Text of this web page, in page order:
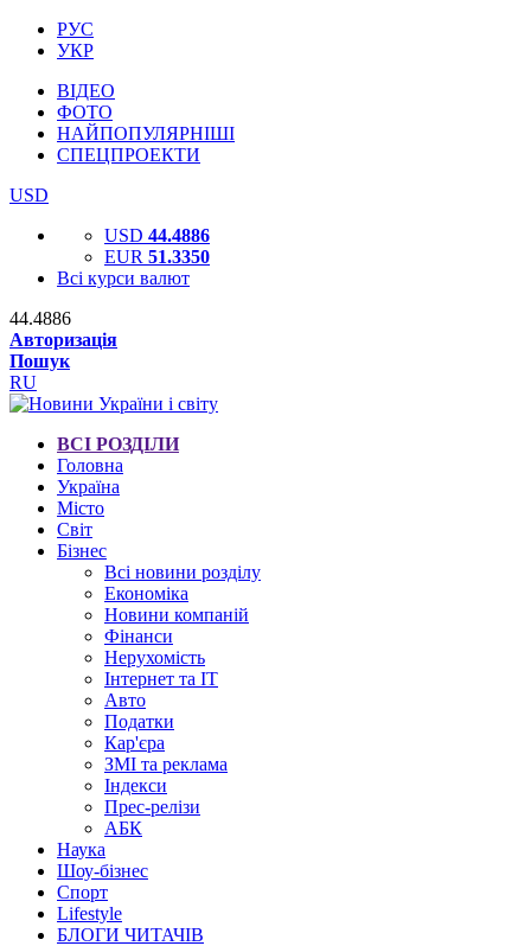
РУС
УКР
ВІДЕО
ФОТО
НАЙПОПУЛЯРНІШІ
СПЕЦПРОЕКТИ
USD
USD 44.4886
EUR 51.3350
Всі курси валют
44.4886
Авторизація
Пошук
RU
ВСІ РОЗДІЛИ
Головна
Україна
Місто
Світ
Бізнес
Всі новини розділу
Економіка
Новини компаній
Фінанси
Нерухомість
Інтернет та IT
Авто
Податки
Кар'єра
ЗМІ та реклама
Індекси
Прес-релізи
АБК
Наука
Шоу-бізнес
Спорт
Lifestyle
БЛОГИ ЧИТАЧІВ